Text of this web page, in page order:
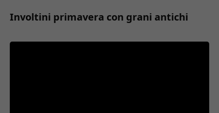
Involtini primavera con grani antichi